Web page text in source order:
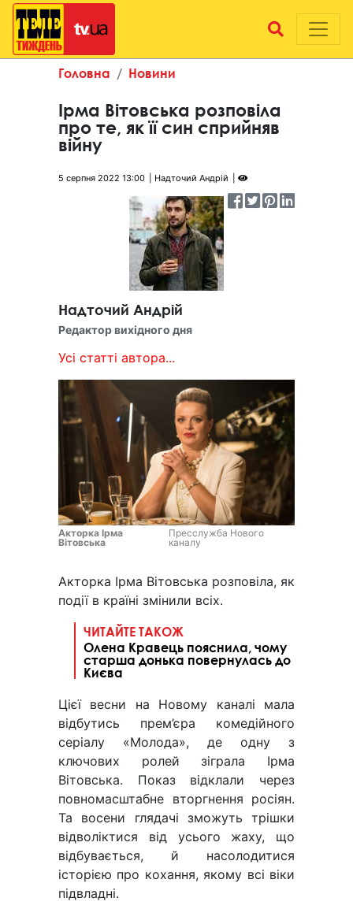
Головна Новини
Ірма Вітовська розповіла
про те, як її син сприйняв
війну
5 серпня 2022 13:00 Надточий Андрій
Надточий Андрій
Редактор вихідного дня
Усі статті автора...
Акторка Ірма
Вітовська
Пресслужба Нового
каналу
Акторка Ірма Вітовська розповіла, як
події в країні змінили всіх.
ЧИТАЙТЕ ТАКОЖ
Олена Кравець пояснила, чому
старша донька повернулась до
Києва
Цієї весни на Новому каналі мала
відбутись прем’єра комедійного
серіалу «Молода», де одну з
ключових ролей зіграла Ірма
Вітовська. Показ відклали через
повномасштабне вторгнення росіян.
Та восени глядачі зможуть трішки
відволіктися від усього жаху, що
відбувається, й насолодитися
історією про кохання, якому всі віки
підвладні.